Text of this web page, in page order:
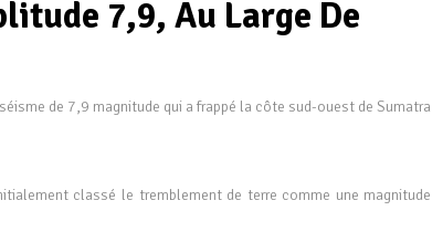
7,9, Au Large De
de 7,9 magnitude qui a frappé la côte sud-ouest de Sumatra
classé le tremblement de terre comme une magnitude